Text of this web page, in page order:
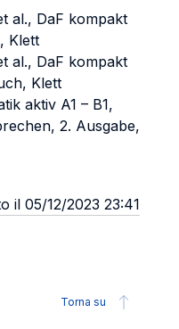
al., DaF kompakt
Klett
al., DaF kompakt
Klett
aktiv A1 – B1,
2. Ausgabe,
il 05/12/2023 23:41
Torna su